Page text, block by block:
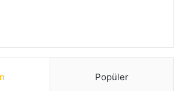
Popüler